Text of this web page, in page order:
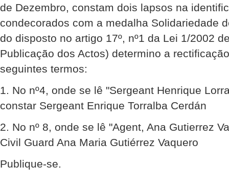
de Dezembro, constam dois lapsos na
condecorados com a medalha Solidariedade
do disposto no artigo 17º, nº1 da Lei 1/2002
Publicação dos Actos) determino a
seguintes termos:
1. No nº4, onde se lê "Sergeant Henrique
constar Sergeant Enrique Torralba Cerdán
2. No nº 8, onde se lê "Agent, Ana Gutierrez
Civil Guard Ana Maria Gutiérrez Vaquero
Publique-se.